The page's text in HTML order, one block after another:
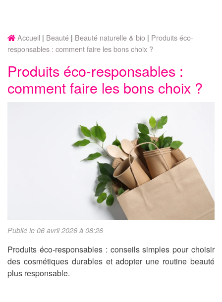
Accueil Beauté Beauté naturelle & bio
Produits éco-
responsables : comment faire les bons choix ?
Produits éco-responsables :
comment faire les bons choix ?
Publié le 06 avril 2026 à 08:26
Produits éco-responsables : conseils simples pour choisir
des cosmétiques durables et adopter une routine beauté
plus responsable.